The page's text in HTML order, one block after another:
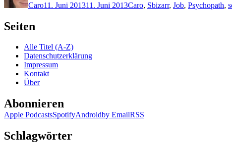
Caro11. Juni 201311. Juni 2013Caro, Sbizarr, Job, Psychopath,
Seiten
Alle Titel (A-Z)
Datenschutzerklärung
Impressum
Kontakt
Über
Abonnieren
Apple PodcastsSpotifyAndroidby EmailRSS
Schlagwörter